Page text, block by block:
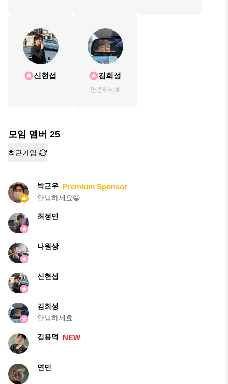
신현섭 김희성
안녕하세효
모임 멤버 25
최근가입
박근우 Premium Sponsor
안녕하세요😁
최정민
나원상
신현섭
김희성
안녕하세효
김용덕 NEW
연민